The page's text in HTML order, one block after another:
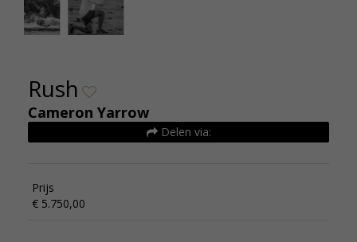
Rush
Cameron Yarrow
Delen via:
Prijs
€ 5.750,00